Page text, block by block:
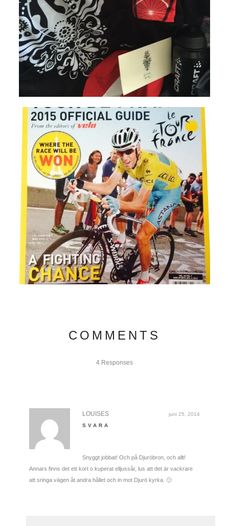
COMMENTS
4 Responses
juni 25, 2014
LOUISES
SVARA
Snyggt jobbat! Och på Djuröbron, och allt!
Annars finns det ett kort o kuperat elljussår, lus att det är vackrare
att sringa vägen åt andra hållet och in mot Djurö kyrka. 🙂